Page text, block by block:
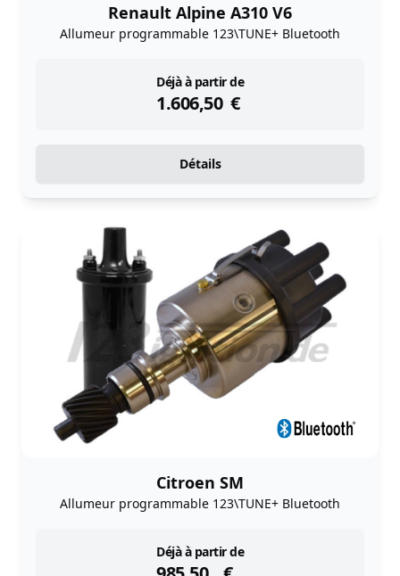
Renault Alpine A310 V6
Allumeur programmable 123\TUNE+ Bluetooth
Déjà à partir de
1.606,50 €
instock
Détails
Citroen SM
Allumeur programmable 123\TUNE+ Bluetooth
Déjà à partir de
instock